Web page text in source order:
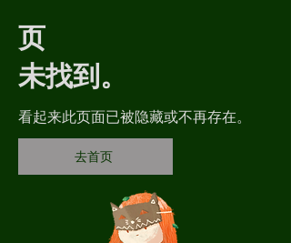
页
未找到。
看起来此页面已被隐藏或不再存在。
去首页